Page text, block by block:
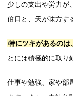
少しの支出や労力が
倍日と、天が味方す
特にツキがあるのは
とには積極的に取り
仕事や勉強、家や部